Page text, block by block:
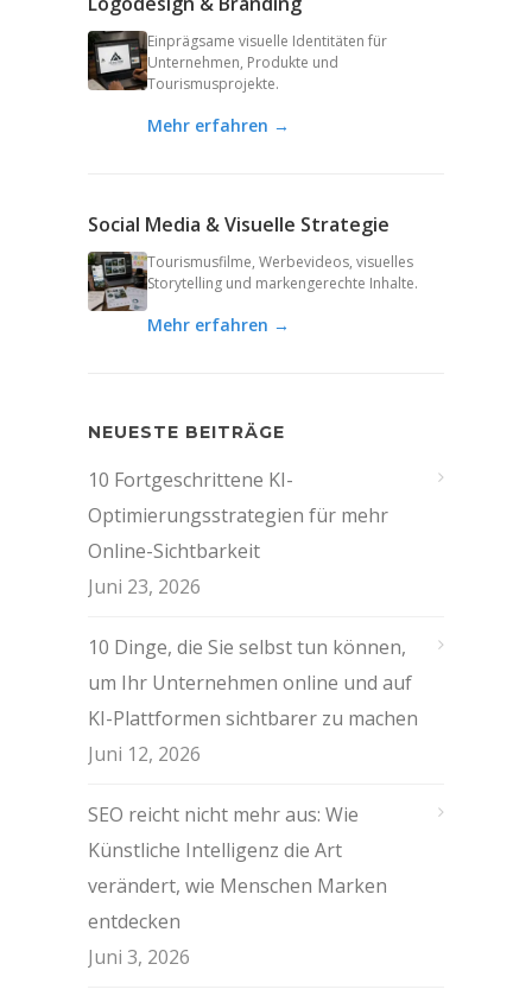
Einprägsame visuelle Identitäten für
Unternehmen, Produkte und
Tourismusprojekte.
Mehr erfahren →
Social Media & Visuelle Strategie
Tourismusfilme, Werbevideos, visuelles
Storytelling und markengerechte Inhalte.
Mehr erfahren →
NEUESTE BEITRÄGE
10 Fortgeschrittene KI-
Optimierungsstrategien für mehr
Online-Sichtbarkeit
Juni 23, 2026
10 Dinge, die Sie selbst tun können,
um Ihr Unternehmen online und auf
KI-Plattformen sichtbarer zu machen
Juni 12, 2026
SEO reicht nicht mehr aus: Wie
Künstliche Intelligenz die Art
verändert, wie Menschen Marken
entdecken
Juni 3, 2026